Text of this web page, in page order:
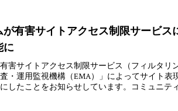
が有害サイトアクセス制限サービス
に
害サイトアクセス制限サービス（フィルタリ
・運用監視機構（EMA）」によってサイト表
したことをお知らせしています。コミュニテ